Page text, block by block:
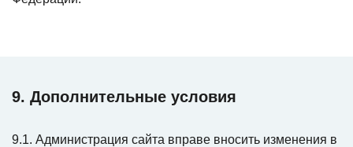
9. Дополнительные условия
9.1. Администрация сайта вправе вносить изменения в